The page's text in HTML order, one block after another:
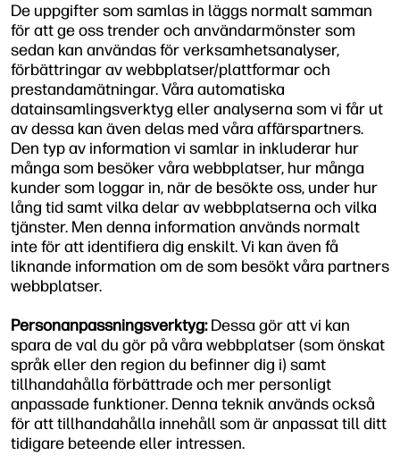
De uppgifter som samlas in läggs normalt samman
för att ge oss trender och användarmönster som
sedan kan användas för verksamhetsanalyser,
förbättringar av webbplatser/plattformar och
prestandamätningar. Våra automatiska
datainsamlingsverktyg eller analyserna som vi får ut
av dessa kan även delas med våra affärspartners.
Den typ av information vi samlar in inkluderar hur
många som besöker våra webbplatser, hur många
kunder som loggar in, när de besökte oss, under hur
lång tid samt vilka delar av webbplatserna och vilka
tjänster. Men denna information används normalt
inte för att identifiera dig enskilt. Vi kan även få
liknande information om de som besökt våra partners
webbplatser.
Personanpassningsverktyg:Dessa gör att vi kan
spara de val du gör på våra webbplatser (som önskat
språk eller den region du befinner dig i) samt
tillhandahålla förbättrade och mer personligt
anpassade funktioner. Denna teknik används också
för att tillhandahålla innehåll som är anpassat till ditt
tidigare beteende eller intressen.